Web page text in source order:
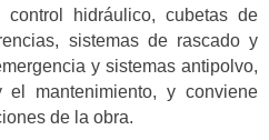
control hidráulico, cubetas de
sistemas de rascado y
y sistemas antipolvo,
mantenimiento, y conviene
de la obra.